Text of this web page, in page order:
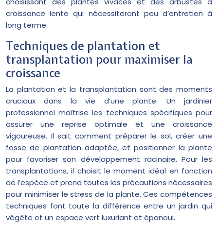
croissance lente qui nécessiteront peu d’entretien à
long terme.
Techniques de plantation et
transplantation pour maximiser la
croissance
La plantation et la transplantation sont des moments
cruciaux dans la vie d’une plante. Un jardinier
professionnel maîtrise les techniques spécifiques pour
assurer une reprise optimale et une croissance
vigoureuse. Il sait comment préparer le sol, créer une
fosse de plantation adaptée, et positionner la plante
pour favoriser son développement racinaire. Pour les
transplantations, il choisit le moment idéal en fonction
de l’espèce et prend toutes les précautions nécessaires
pour minimiser le stress de la plante. Ces compétences
techniques font toute la différence entre un jardin qui
végète et un espace vert luxuriant et épanoui.